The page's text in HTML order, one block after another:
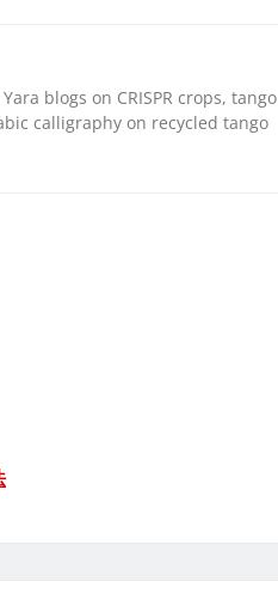
blogs on CRISPR crops, tango
calligraphy on recycled tango